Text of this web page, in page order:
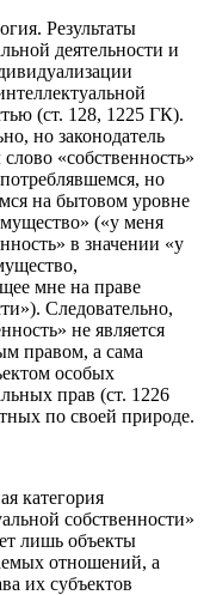
Результаты
деятельности и
(ст. 128, 1225 ГК).
но законодатель
«собственность»
но
на бытовом уровне
(«у меня
в значении «у
мне на праве
Следовательно,
не является
правом, а сама
особых
прав (ст. 1226
по своей природе.
категория
собственности»
лишь объекты
отношений, а
их субъектов